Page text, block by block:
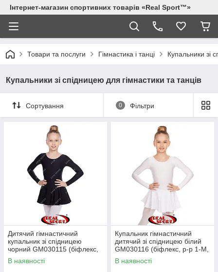
Інтернет-магазин спортивних товарів «Real Sport™»
Товари та послуги Гімнастика і танці Купальники зі
Купальники зі спідницею для гімнастики та танців
Сортування 0 Фільтри
Дитячий гімнастичний
купальник зі спідницею
чорний GM030115 (біфлекс,
р-р 1-M, зріст 98-134 см)
В наявності
Купальник гімнастичний
дитячий зі спідницею білий
GM030116 (біфлекс, р-р 1-M,
зріст 98-134 см)
В наявності